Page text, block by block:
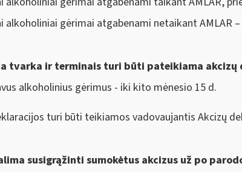
alkoholiniai gėrimai atgabenami netaikant AMLAR
tvarka ir terminais turi būti pateikiama akcizų
alkoholinius gėrimus - iki kito mėnesio 15 d.
turi būti teikiamos vadovaujantis Akcizų
susigrąžinti sumokėtus akcizus už po